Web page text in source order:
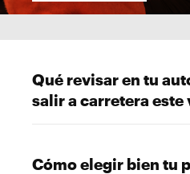
Qué revisar en tu
salir a carretera este
Cómo elegir bien tu